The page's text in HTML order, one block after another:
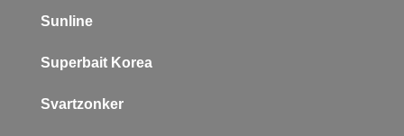
Sunline
Superbait Korea
Svartzonker